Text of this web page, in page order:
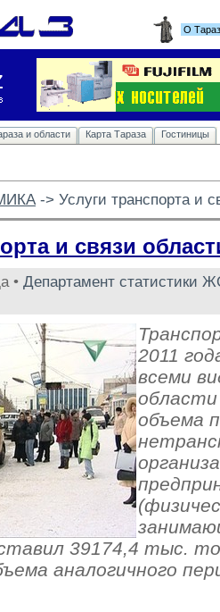
О
и области Карта Тараза Гостиницы
-> Услуги транспорта и
и связи
• Департамент статистики
2011
всеми
объема
39174,4 тыс.
аналогичного